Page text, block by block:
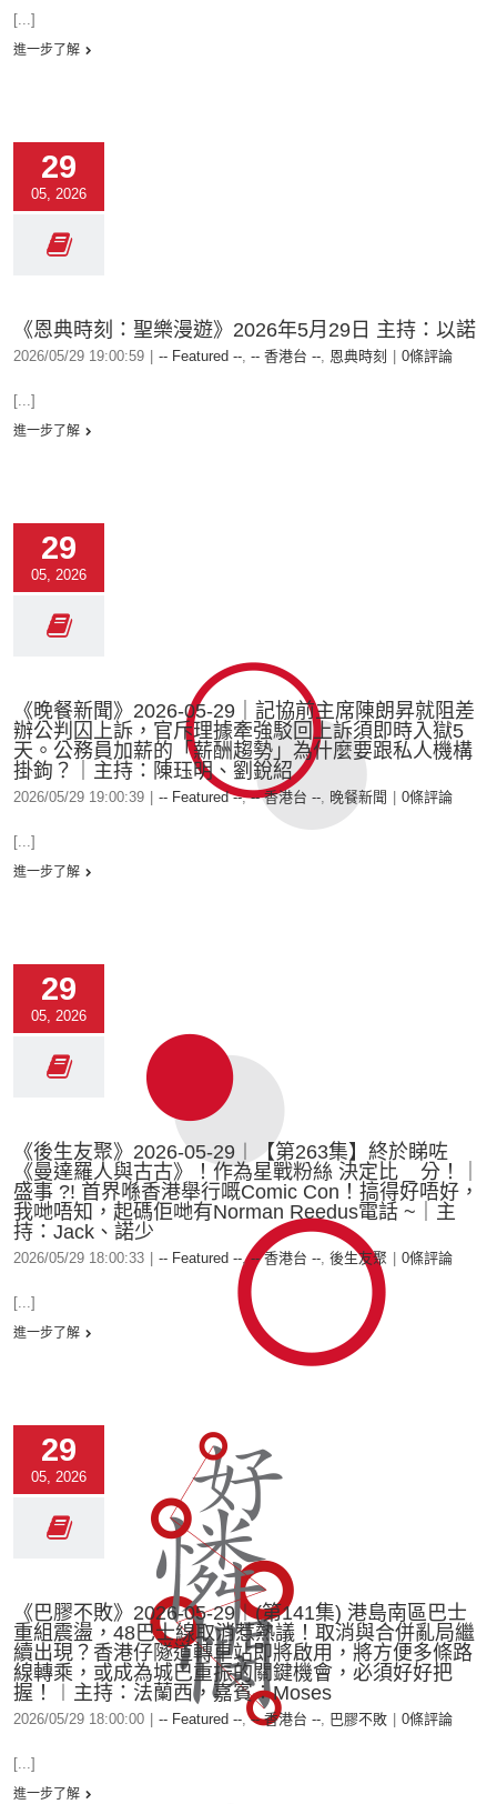
[...]
進一步了解
29
05, 2026
《恩典時刻：聖樂漫遊》2026年5月29日 主持：以諾
2026/05/29 19:00:59 -- Featured --, -- 香港台 --, 恩典時刻 0條評論
[...]
進一步了解
29
05, 2026
《晚餐新聞》2026-05-29｜記協前主席陳朗昇就阻差
辦公判囚上訴，官斥理據牽強駁回上訴須即時入獄5
天。公務員加薪的「薪酬趨勢」為什麼要跟私人機構
掛鉤？｜主持：陳珏明、劉銳紹
2026/05/29 19:00:39 -- Featured --,-- 香港台 --, 晚餐新聞 0條評論
[...]
進一步了解
29
05, 2026
《後生友聚》2026-05-29︱【第263集】終於睇咗
《曼達羅人與古古》！作為星戰粉絲 決定比 _ 分！｜
盛事 ?! 首界喺香港舉行嘅Comic Con！搞得好唔好，
我哋唔知，起碼佢哋有Norman Reedus電話 ~｜主
持：Jack、諾少
2026/05/29 18:00:33 -- Featured --,-- 香港台 --, 後生友聚 0條評論
[...]
進一步了解
29
05, 2026
《巴膠不敗》2026-05-29︱(第141集) 港島南區巴士
重組震盪，48巴士線取消惹熱議！取消與合併亂局繼
續出現？香港仔隧道轉車站即將啟用，將方便多條路
線轉乘，或成為城巴重振的關鍵機會，必須好好把
握！︱主持：法蘭西，嘉賓︰Moses
2026/05/29 18:00:00 -- Featured --,-- 香港台 --, 巴膠不敗 0條評論
[...]
進一步了解